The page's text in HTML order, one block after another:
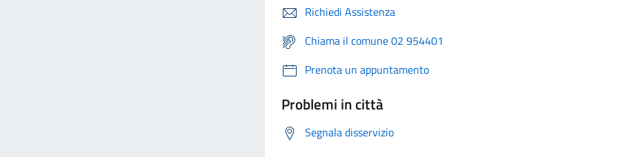
Richiedi Assistenza
Chiama il comune 02 954401
Prenota un appuntamento
Problemi in città
Segnala disservizio